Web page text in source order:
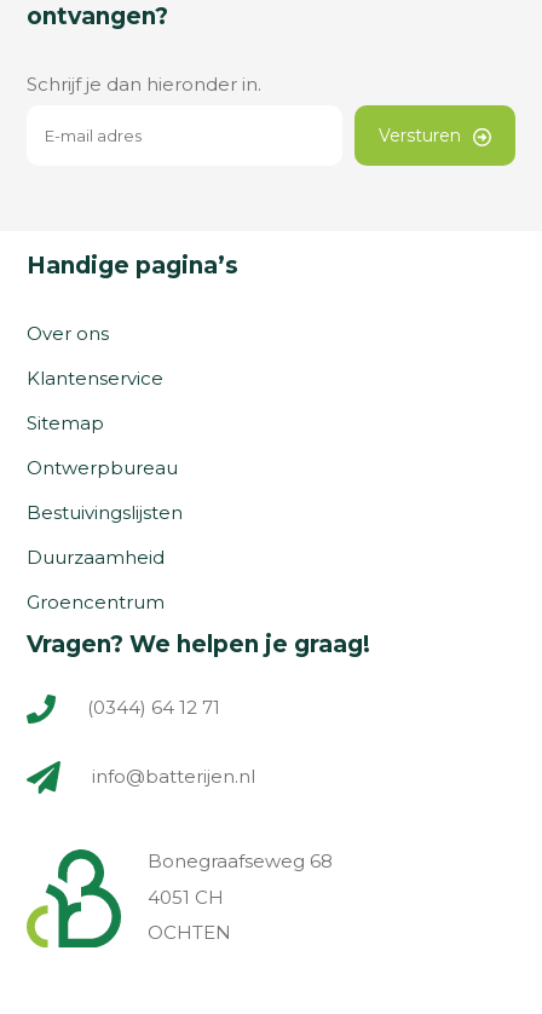
ontvangen?
Schrijf je dan hieronder in.
Versturen
Handige pagina’s
Over ons
Klantenservice
Sitemap
Ontwerpbureau
Bestuivingslijsten
Duurzaamheid
Groencentrum
Vragen? We helpen je graag!
(0344) 64 12 71
info@batterijen.nl
Bonegraafseweg 68
4051 CH
OCHTEN